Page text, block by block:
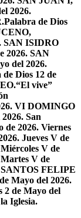
2026.
Palabra de Dios
SAN ISIDRO
2026. SAN
del 2026.
Dios 12 de
“El vive”
VI DOMINGO
San
de 2026. Viernes
Jueves V de
V de
V de
SANTOS FELIPE
Mayo del 2026.
2 de Mayo del
Iglesia.